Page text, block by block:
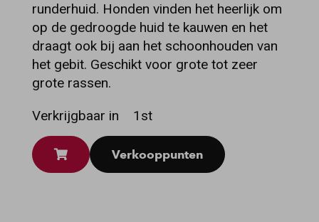
runderhuid. Honden vinden het heerlijk om
op de gedroogde huid te kauwen en het
draagt ook bij aan het schoonhouden van
het gebit. Geschikt voor grote tot zeer
grote rassen.
Verkrijgbaar in
1st
Verkooppunten